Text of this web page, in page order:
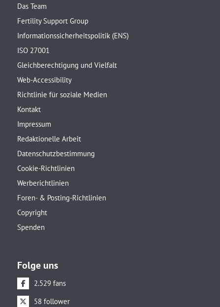
Das Team
Fertility Support Group
Informationssicherheitspolitik (ENS)
ISO 27001
Gleichberechtigung und Vielfalt
Web-Accessibility
Richtlinie für soziale Medien
Kontakt
Impressum
Redaktionelle Arbeit
Datenschutzbestimmung
Cookie-Richtlinien
Werberichtlinien
Foren- & Posting-Richtlinien
Copyright
Spenden
Folge uns
2.529 fans
58 follower